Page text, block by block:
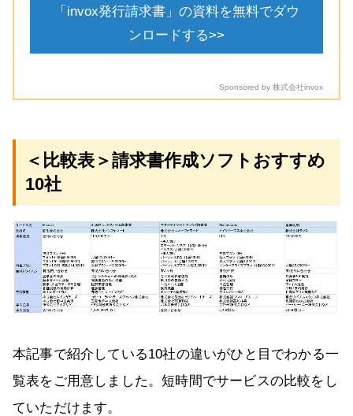
「invox発行請求書」の資料を無料でダウ
ンロードする>>
Sponsored by 株式会社invox
＜比較表＞請求書作成ソフトおすすめ
10社
本記事で紹介している10社の違いがひと目でわかる一
覧表をご用意しました。短時間でサービスの比較をし
ていただけます。